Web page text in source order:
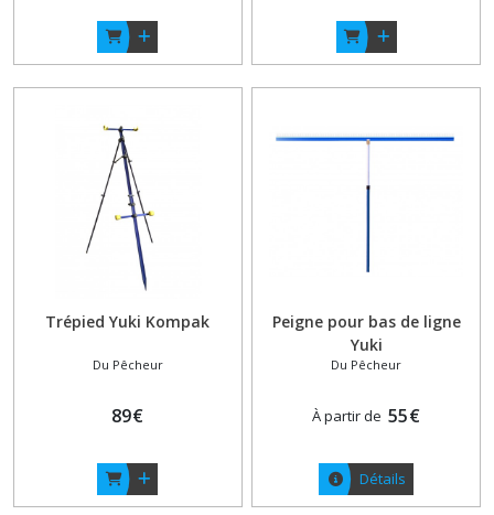
Trépied Yuki Kompak
Du Pêcheur
89€
Peigne pour bas de ligne
Yuki
Du Pêcheur
À partir de 55€
Détails